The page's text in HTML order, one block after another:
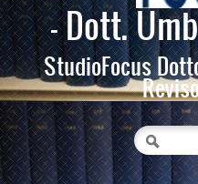
- Dott.
StudioFocus